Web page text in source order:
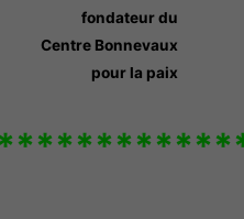
fondateur du
Centre Bonnevaux
pour la paix